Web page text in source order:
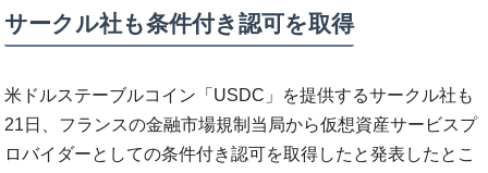
サークル社も条件付き認可を取得
米ドルステーブルコイン「USDC」を提供するサークル社も
21日、フランスの金融市場規制当局から仮想資産サービスプ
ロバイダーとしての条件付き認可を取得したと発表したとこ